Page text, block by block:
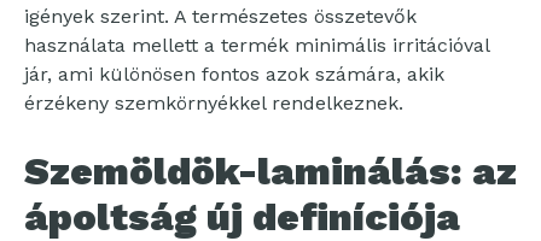
igények szerint. A természetes összetevők
használata mellett a termék minimális irritációval
jár, ami különösen fontos azok számára, akik
érzékeny szemkörnyékkel rendelkeznek.
Szemöldök-laminálás: az
ápoltság új definíciója